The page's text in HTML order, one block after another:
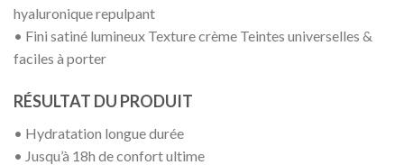
hyaluronique repulpant
• Fini satiné lumineux Texture crème Teintes universelles &
faciles à porter
RÉSULTAT DU PRODUIT
• Hydratation longue durée
• Jusqu’à 18h de confort ultime